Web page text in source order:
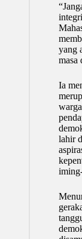
yang
masa
Ia
lahir